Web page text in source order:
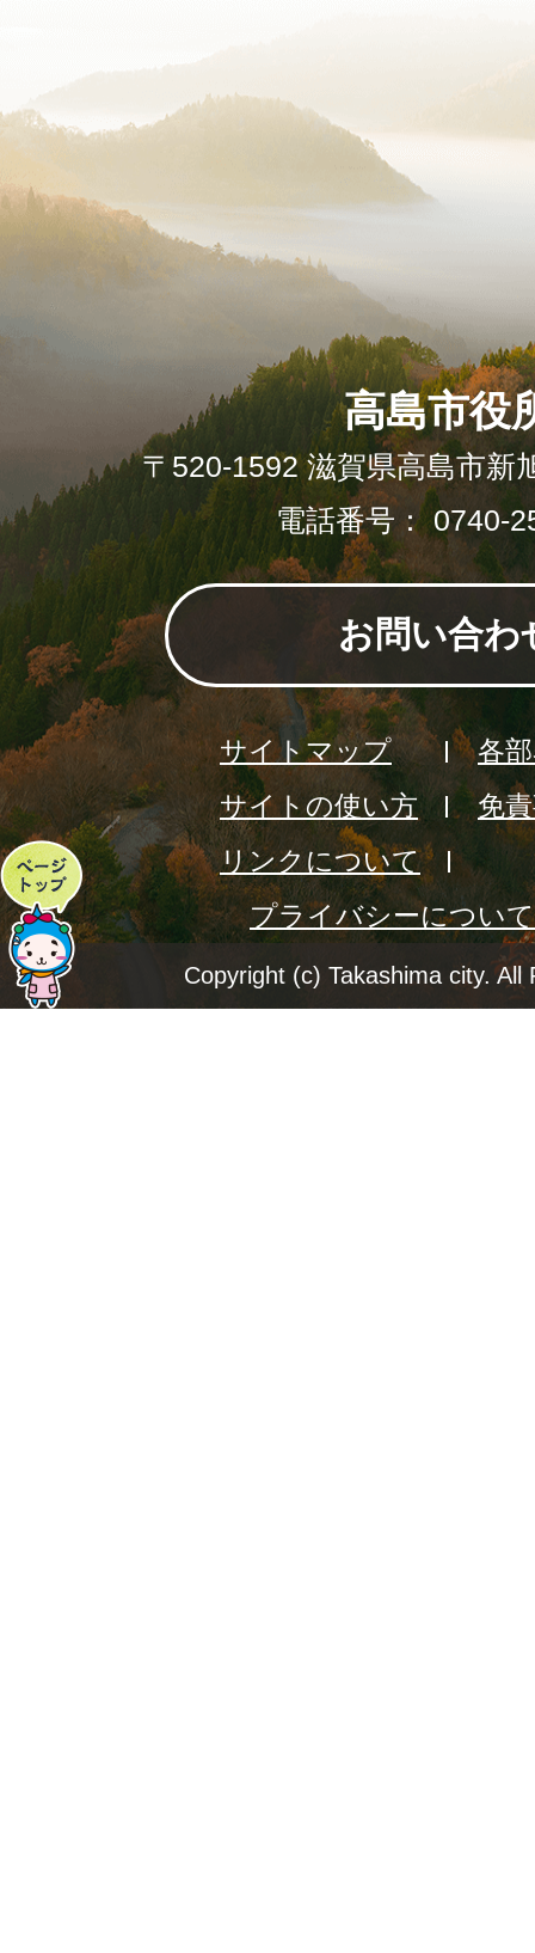
ペ
ー
ジ
高島市役
〒520-1592 滋賀県高島市新
電話番号： 0740-
お問い合わ
サイトマップ
各
サイトの使い方
免
リンクについて
プライバシーについて
Copyright (c) Takashima city. All